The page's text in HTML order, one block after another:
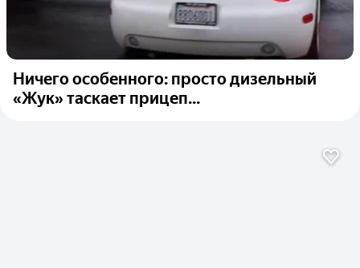
Ничего особенного: просто дизельный
«Жук» таскает прицеп...